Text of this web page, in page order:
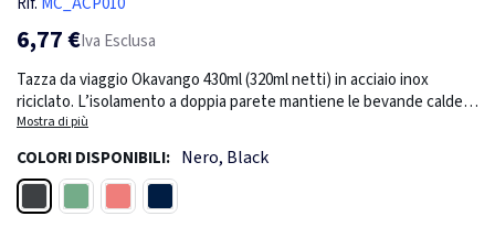
6,77 €Iva Esclusa
Tazza da viaggio Okavango 430ml (320ml netti) in acciaio inox
riciclato. L’isolamento a doppia parete mantiene le bevande calde o
fredde (10 ore caldo e 34 ore freddo). Disponibile in 4 colori
attraenti. Una scelta sostenibile con tappo girevole a tenuta
stagna. Confezionata singolarmente in scatola kraft.
Mostra di più
COLORI DISPONIBILI: Nero, Black